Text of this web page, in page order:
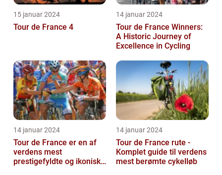
15 januar 2024
Tour de France 4
14 januar 2024
Tour de France Winners:
A Historic Journey of
Excellence in Cycling
14 januar 2024
Tour de France er en af
verdens mest
prestigefyldte og ikoniske
14 januar 2024
Tour de France rute -
Komplet guide til verdens
mest berømte cykelløb